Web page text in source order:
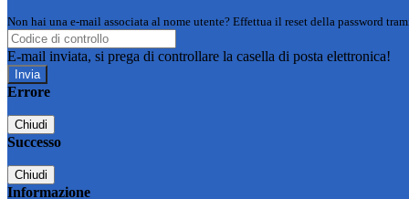
Non hai una e-mail associata al nome utente? Effettua il reset della password
E-mail inviata, si prega di controllare la casella di posta elettronica!
Errore
Chiudi
Successo
Chiudi
Informazione